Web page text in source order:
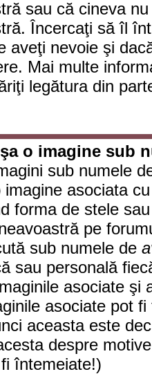
sau că cineva
Încercaţi să îl
aveţi nevoie şi
Mai multe
legătura din
o imagine sub
sub numele
imagine asociata
forma de stele
pe
sub numele de
sau personală
asociate şi
asociate pot
aceasta este
despre
întemeiate!)